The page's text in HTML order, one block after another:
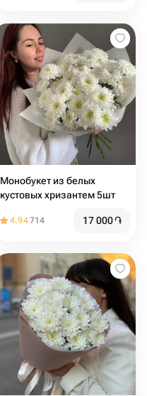
Монобукет из белых
кустовых хризантем 5шт
4.94714 17 000֏